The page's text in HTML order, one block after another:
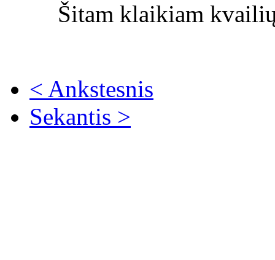
Šitam klaikiam
< Ankstesnis
Sekantis >